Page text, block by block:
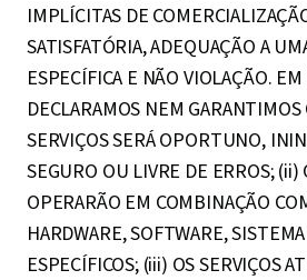
IMPLÍCITAS DE
SATISFATÓRIA, ADEQUAÇÃO A
ESPECÍFICA E NÃO VIOLAÇÃO.
DECLARAMOS NEM
SERVIÇOS SERÁ OPORTUNO,
SEGURO OU LIVRE DE ERROS; (ii)
OPERARÃO EM COMBINAÇÃO
HARDWARE, SOFTWARE,
ESPECÍFICOS; (iii) OS SERVIÇOS